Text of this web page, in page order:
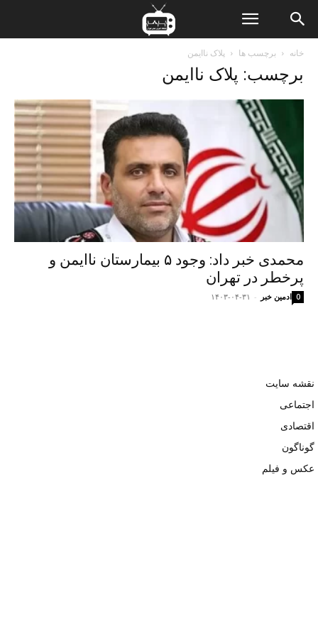
خانه برچسب ها پلاک ناایمن
برچسب: پلاک ناایمن
محمدی خبر داد: وجود ۵ بیمارستان ناایمن و
پرخطر در تهران
ادمین خبر - ۱۴۰۳-۰۴-۳۱ 0
نقشه سایت
اجتماعی
اقتصادی
گوناگون
عکس و فیلم